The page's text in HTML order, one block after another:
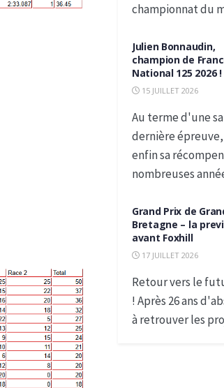
championnat du
Julien Bonnaudin,
champion de
National 125 2026 !
15 JUILLET 2026
Au terme d'une
dernière
enfin sa
nombreuses
Grand Prix de
Bretagne – la
avant Foxhill
17 JUILLET 2026
Retour vers le
! Après 26 ans
à retrouver les